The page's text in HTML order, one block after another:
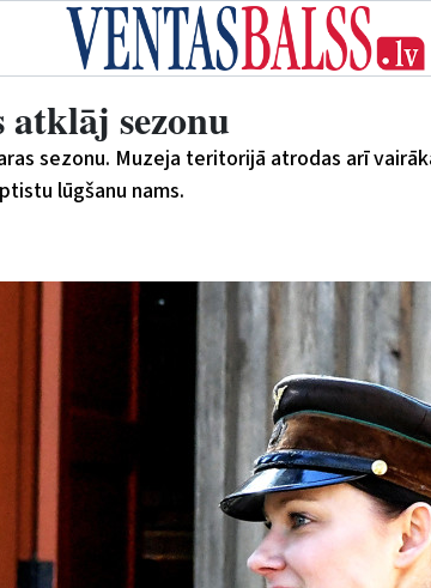
sezonu
sezonu. Muzeja teritorijā atrodas arī
lūgšanu nams.